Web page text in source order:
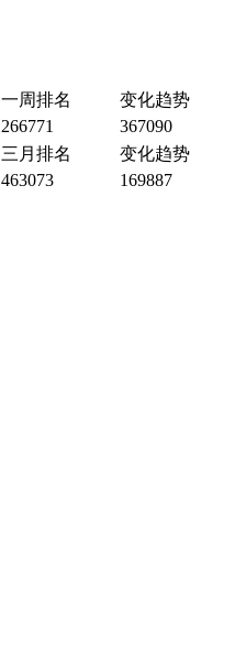
一周排名
变化趋势
266771
367090
三月排名
变化趋势
463073 169887